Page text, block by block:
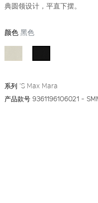
典圆领设计，平直下摆。
颜色黑色
系列 'S Max Mara
产品款号9361196106021 -